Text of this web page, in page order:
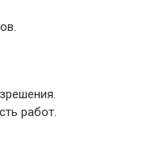
работ.